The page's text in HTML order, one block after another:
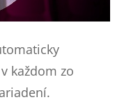
každom zo